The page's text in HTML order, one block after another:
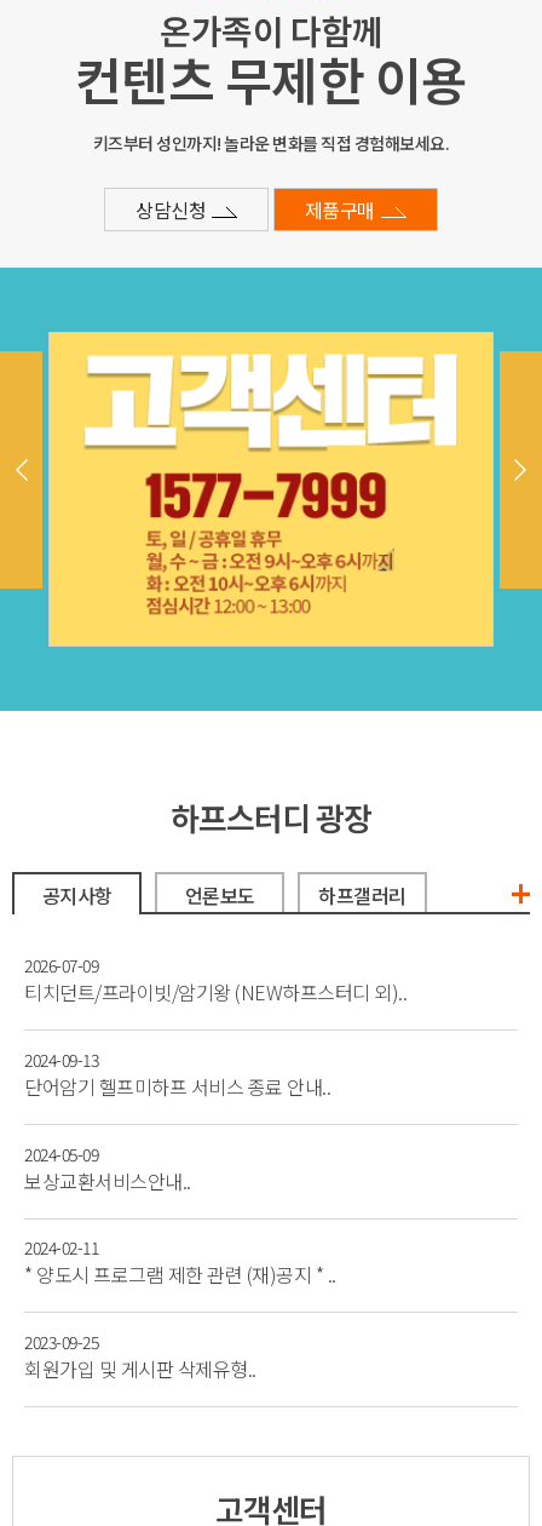
온가족이 다함께
컨텐츠 무제한 이용
키즈부터 성인까지! 놀라운 변화를 직접 경험해보세요.
상담신청 제품구매
하프스터디 광장
공지사항 언론보도 하프갤러리 +
티치던트/프라이빗/암기왕 (NEW하프스터디 외)..
2026-07-09
단어암기 헬프미하프 서비스 종료 안내..
2024-09-13
보상교환서비스안내..
2024-05-09
* 양도시 프로그램 제한 관련 (재)공지 * ..
2024-02-11
회원가입 및 게시판 삭제유형..
2023-09-25
고객센터